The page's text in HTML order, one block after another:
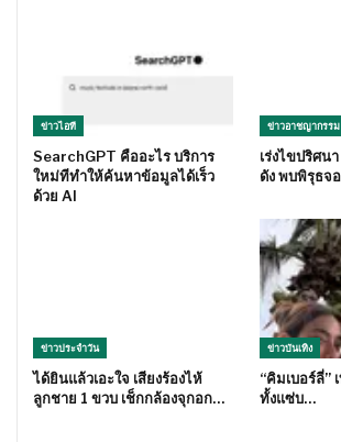
ข่าวไอที
SearchGPT คืออะไร บริการ
ใหม่ทีทำให้ค้นหาข้อมูลได้เร็ว
ด้วย AI
ข่าวอาชญากรรม
เร่งไขปริศน
ดัง พบพิรุธจ
ข่าวประจำวัน
ได้ยินแล้วเอะใจ เสียงร้องไห้
ลูกชาย 1 ขวบ เช็กกล้องจุกอก…
ข่าวบันเทิง
“คิมเบอร์ลี่”
ทั้งแซ่บ…